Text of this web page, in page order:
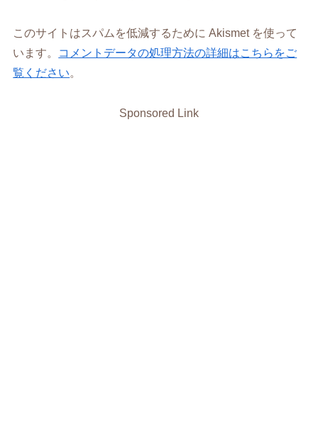
このサイトはスパムを低減するために Akismet を使って
います。
コメントデータの処理方法の詳細はこちらをご
覧ください。
Sponsored Link